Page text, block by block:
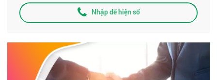
Nhập để hiện số